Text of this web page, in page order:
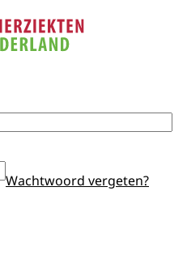
Wachtwoord vergeten?